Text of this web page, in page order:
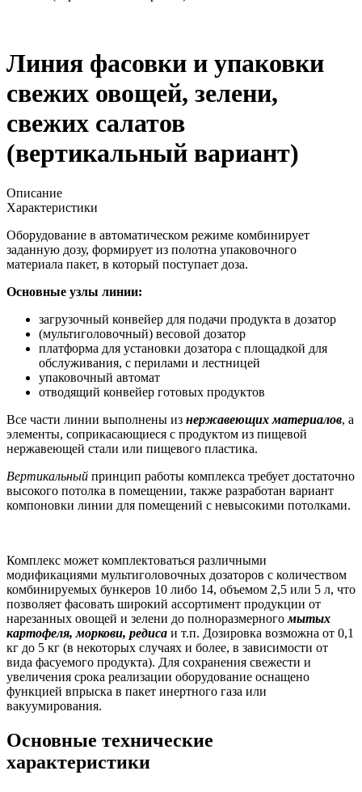
Линия фасовки и упаковки
свежих овощей, зелени,
свежих салатов
(вертикальный вариант)
Описание
Характеристики
Оборудование в автоматическом режиме комбинирует
заданную дозу, формирует из полотна упаковочного
материала пакет, в который поступает доза.
Основные узлы линии:
загрузочный конвейер для подачи продукта в дозатор
(мультиголовочный) весовой дозатор
платформа для установки дозатора с площадкой для
обслуживания, с перилами и лестницей
упаковочный автомат
отводящий конвейер готовых продуктов
Все части линии выполнены из нержавеющих материалов, а
элементы, соприкасающиеся с продуктом из пищевой
нержавеющей стали или пищевого пластика.
Вертикальный принцип работы комплекса требует достаточно
высокого потолка в помещении, также разработан вариант
компоновки линии для помещений с невысокими потолками.
Комплекс может комплектоваться различными
модификациями мультиголовочных дозаторов с количеством
комбинируемых бункеров 10 либо 14, объемом 2,5 или 5 л, что
позволяет фасовать широкий ассортимент продукции от
нарезанных овощей и зелени до полноразмерногомытых
картофеля, моркови, редиса и т.п. Дозировка возможна от 0,1
кг до 5 кг (в некоторых случаях и более, в зависимости от
вида фасуемого продукта). Для сохранения свежести и
увеличения срока реализации оборудование оснащено
функцией впрыска в пакет инертного газа или
вакуумирования.
Основные технические
характеристики